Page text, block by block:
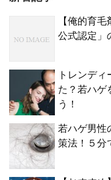
【俺的育
公式認定」
トレンデ
た？若ハゲ
う！
若ハゲ男性
策法！５分